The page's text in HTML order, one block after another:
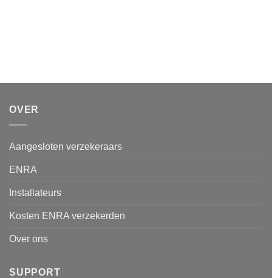
OVER
Aangesloten verzekeraars
ENRA
Installateurs
Kosten ENRA verzekerden
Over ons
SUPPORT